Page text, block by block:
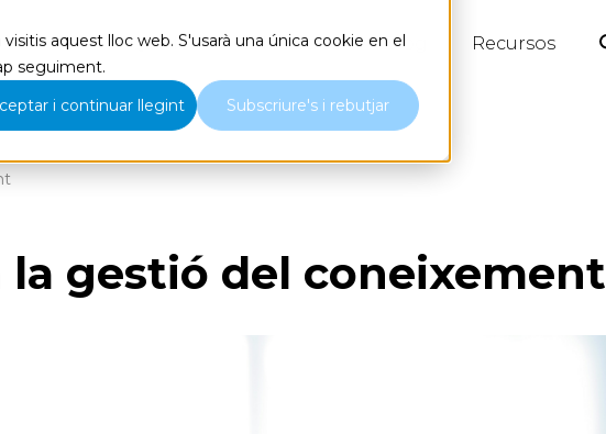
aquest lloc web. S'usarà una única cookie en el
seguiment.
i continuar llegint Subscriure's i rebutjar
Què fem Nosaltres Blog Recursos
la gestió del coneixement